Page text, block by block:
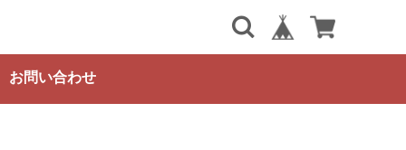
お問い合わせ